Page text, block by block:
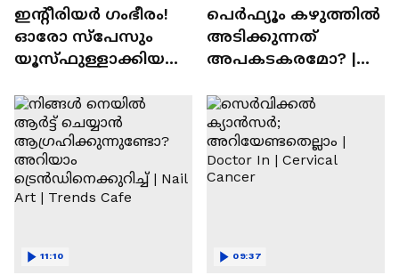
ഇന്റീരിയർ ഗംഭീരം!
ഓരോ സ്‌പേസും
യൂസ്ഫുള്ളാക്കിയ
പെർഫ്യൂം കഴുത്തിൽ
അടിക്കുന്നത്
അപകടകരമോ? |
11:10 09:37